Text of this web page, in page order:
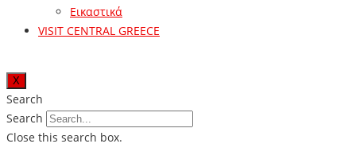
Εικαστικά
VISIT CENTRAL GREECE
X
Search
Search
Close this search box.